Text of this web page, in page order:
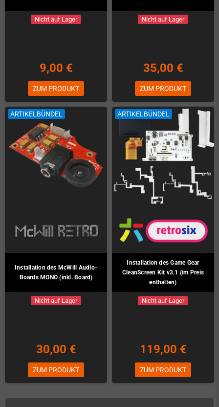
Nicht auf Lager
9,00 €
ZUM PRODUKT
Nicht auf Lager
35,00 €
ZUM PRODUKT
ARTIKELBÜNDEL
Installation des McWill Audio-
Boards MONO (inkl. Board)
Nicht auf Lager
30,00 €
ZUM PRODUKT
ARTIKELBÜNDEL
Installation des Game Gear
CleanScreen Kit v3.1 (im Preis
enthalten)
Nicht auf Lager
119,00 €
ZUM PRODUKT